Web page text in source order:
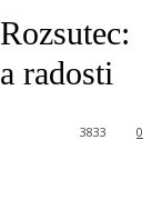
radosti
0
3833